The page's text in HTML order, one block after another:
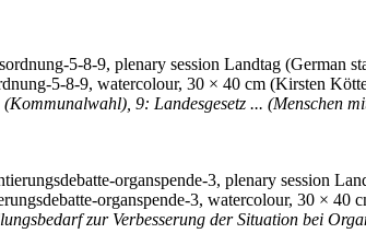
5-8-9, watercolour, 30 × 40 cm (Kirsten
9: Landesgesetz ... (Menschen
organspende-3, watercolour, 30 × 40
zur Verbesserung der Situation bei